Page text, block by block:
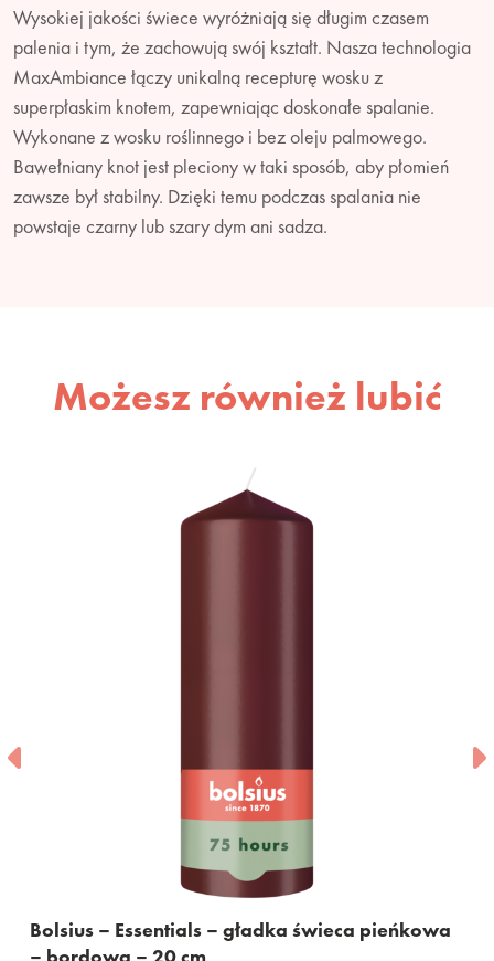
Wysokiej jakości świece wyróżniają się długim czasem
palenia i tym, że zachowują swój kształt. Nasza technologia
MaxAmbiance łączy unikalną recepturę wosku z
superpłaskim knotem, zapewniając doskonałe spalanie.
Wykonane z wosku roślinnego i bez oleju palmowego.
Bawełniany knot jest pleciony w taki sposób, aby płomień
zawsze był stabilny. Dzięki temu podczas spalania nie
powstaje czarny lub szary dym ani sadza.
Możesz również lubić
Bolsius – Essentials – gładka świeca pieńkowa